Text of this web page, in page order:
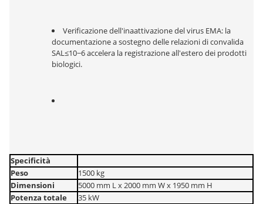
Verificazione dell'inaattivazione del virus EMA: la
documentazione a sostegno delle relazioni di convalida
SAL≤10−6 accelera la registrazione all'estero dei prodotti
biologici.
Specificità
Peso
1500 kg
Dimensioni
5000 mm L x 2000 mm W x 1950 mm H
Potenza totale
35 kW